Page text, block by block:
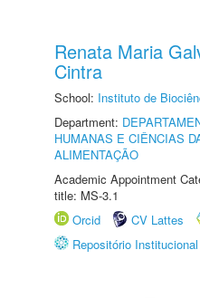
Renata Maria
Cintra
School: Instituto de
Department:
HUMANAS E CIÊNCIAS
ALIMENTAÇÃO
Academic Appointment
title: MS-3.1
Orcid
CV Lattes
Repositório